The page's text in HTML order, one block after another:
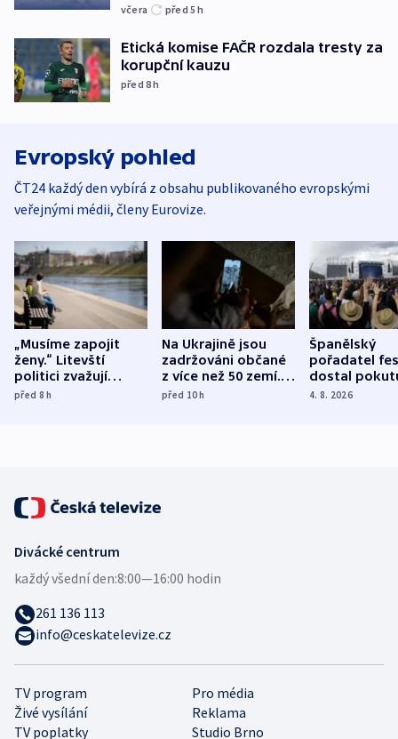
včera před 5h
Etická komise FAČR rozdala tresty za
korupční kauzu
před 8h
Evropský pohled
ČT24 každý den vybírá z obsahu publikovaného evropskými
veřejnými médii, členy Eurovize.
„Musíme zapojit
ženy.“ Litevští
politici zvažují
dohodu o
před 8h
Na Ukrajině jsou
zadržováni občané
z více než 50 zemí.
Bojovali na straně
před 10h
Španělský
pořadatel
dostal
nekalé
4. 8. 2026
TV program
Pro média
Živé vysílání
Reklama
TV poplatky
Studio Brno
Divácké centrum
každý všední den:8:00—16:00 hodin
261 136 113
info@ceskatelevize.cz